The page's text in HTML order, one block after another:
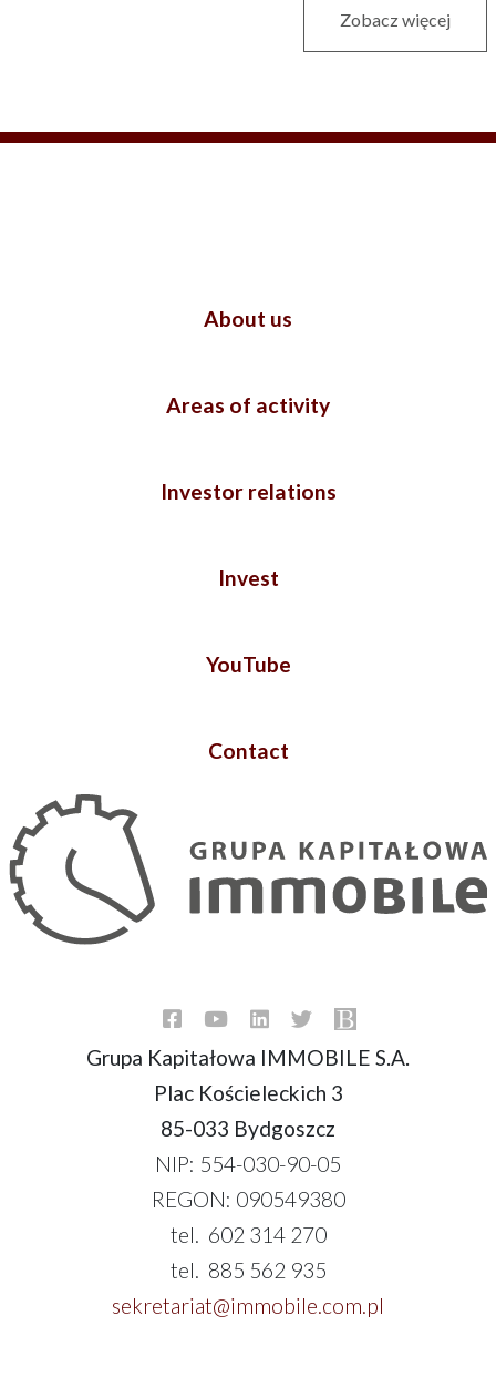
Zobacz więcej
About us
Areas of activity
Investor relations
Invest
YouTube
Contact
Grupa Kapitałowa IMMOBILE S.A.
Plac Kościeleckich 3
85-033 Bydgoszcz
NIP: 554-030-90-05
REGON: 090549380
tel. 602 314 270
tel. 885 562 935
sekretariat@immobile.com.pl